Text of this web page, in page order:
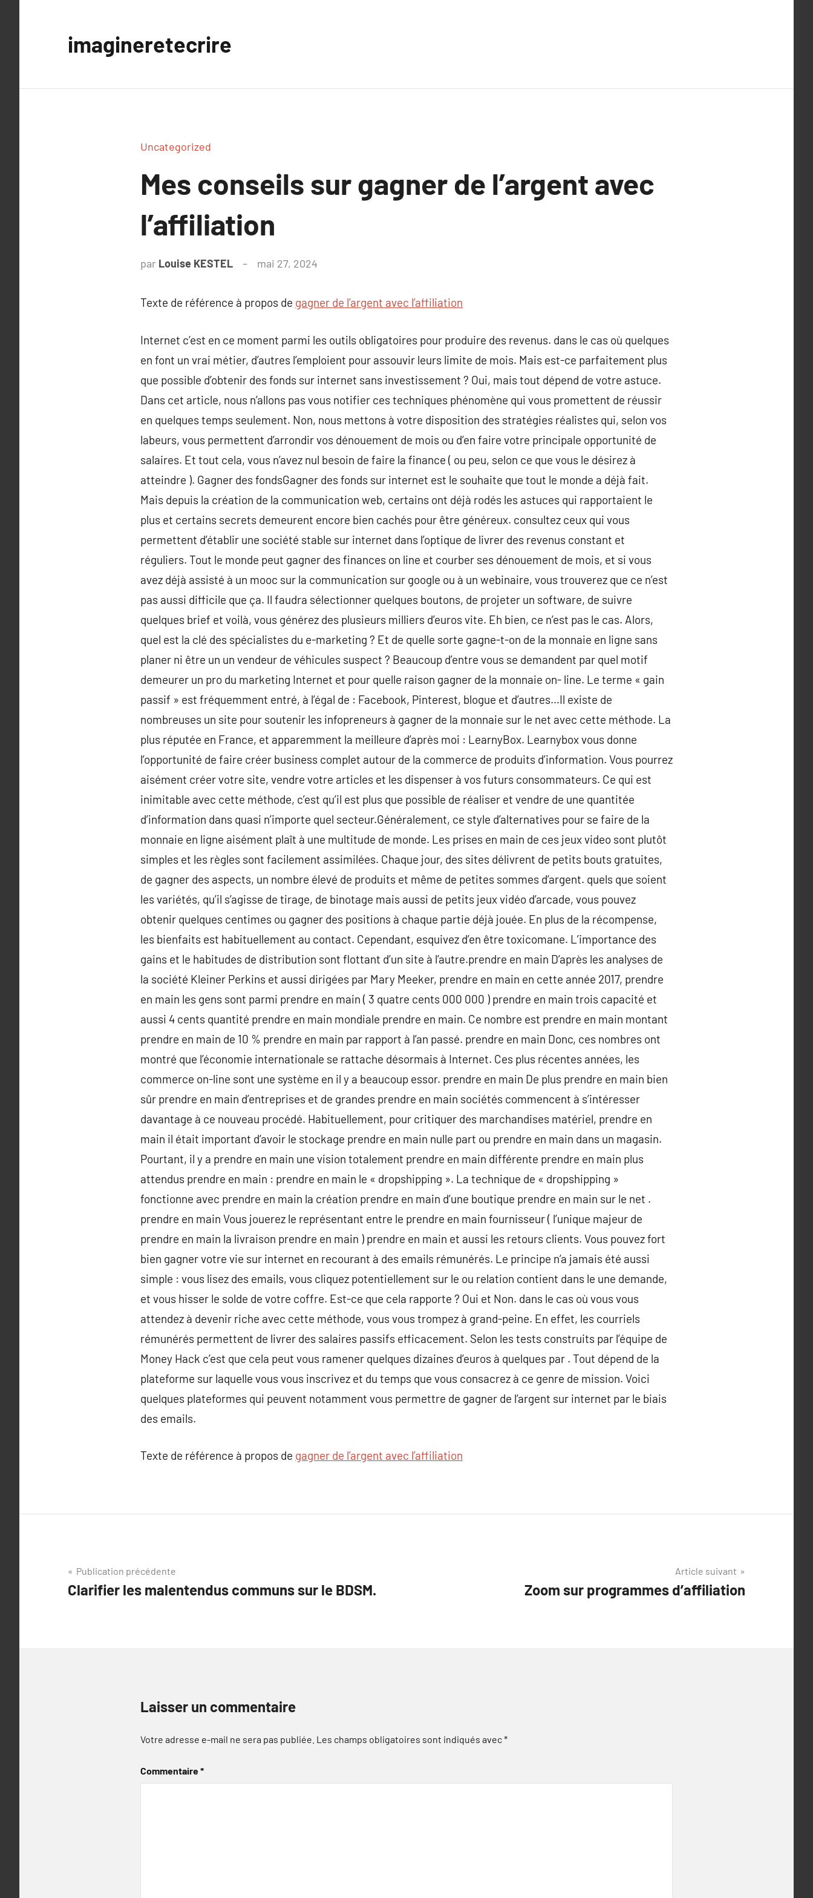
imagineretecrire
Uncategorized
Mes conseils sur gagner de l’argent avec
l’affiliation
par Louise KESTEL mai 27, 2024
Texte de référence à propos de gagner de l’argent avec l’affiliation
Internet c’est en ce moment parmi les outils obligatoires pour produire des revenus. dans le cas où quelques
en font un vrai métier, d’autres l’emploient pour assouvir leurs limite de mois. Mais est-ce parfaitement plus
que possible d’obtenir des fonds sur internet sans investissement ? Oui, mais tout dépend de votre astuce.
Dans cet article, nous n’allons pas vous notifier ces techniques phénomène qui vous promettent de réussir
en quelques temps seulement. Non, nous mettons à votre disposition des stratégies réalistes qui, selon vos
labeurs, vous permettent d’arrondir vos dénouement de mois ou d’en faire votre principale opportunité de
salaires. Et tout cela, vous n’avez nul besoin de faire la finance ( ou peu, selon ce que vous le désirez à
atteindre ). Gagner des fondsGagner des fonds sur internet est le souhaite que tout le monde a déjà fait.
Mais depuis la création de la communication web, certains ont déjà rodés les astuces qui rapportaient le
plus et certains secrets demeurent encore bien cachés pour être généreux. consultez ceux qui vous
permettent d’établir une société stable sur internet dans l’optique de livrer des revenus constant et
réguliers. Tout le monde peut gagner des finances on line et courber ses dénouement de mois, et si vous
avez déjà assisté à un mooc sur la communication sur google ou à un webinaire, vous trouverez que ce n’est
pas aussi difficile que ça. Il faudra sélectionner quelques boutons, de projeter un software, de suivre
quelques brief et voilà, vous générez des plusieurs milliers d’euros vite. Eh bien, ce n’est pas le cas. Alors,
quel est la clé des spécialistes du e-marketing ? Et de quelle sorte gagne-t-on de la monnaie en ligne sans
planer ni être un un vendeur de véhicules suspect ? Beaucoup d’entre vous se demandent par quel motif
demeurer un pro du marketing Internet et pour quelle raison gagner de la monnaie on- line. Le terme « gain
passif » est fréquemment entré, à l’égal de : Facebook, Pinterest, blogue et d’autres…Il existe de
nombreuses un site pour soutenir les infopreneurs à gagner de la monnaie sur le net avec cette méthode. La
plus réputée en France, et apparemment la meilleure d’après moi : LearnyBox. Learnybox vous donne
l’opportunité de faire créer business complet autour de la commerce de produits d’information. Vous pourrez
aisément créer votre site, vendre votre articles et les dispenser à vos futurs consommateurs. Ce qui est
inimitable avec cette méthode, c’est qu’il est plus que possible de réaliser et vendre de une quantitée
d’information dans quasi n’importe quel secteur.Généralement, ce style d’alternatives pour se faire de la
monnaie en ligne aisément plaît à une multitude de monde. Les prises en main de ces jeux video sont plutôt
simples et les règles sont facilement assimilées. Chaque jour, des sites délivrent de petits bouts gratuites,
de gagner des aspects, un nombre élevé de produits et même de petites sommes d’argent. quels que soient
les variétés, qu’il s’agisse de tirage, de binotage mais aussi de petits jeux vidéo d’arcade, vous pouvez
obtenir quelques centimes ou gagner des positions à chaque partie déjà jouée. En plus de la récompense,
les bienfaits est habituellement au contact. Cependant, esquivez d’en être toxicomane. L’importance des
gains et le habitudes de distribution sont flottant d’un site à l’autre.prendre en main D’après les analyses de
la société Kleiner Perkins et aussi dirigées par Mary Meeker, prendre en main en cette année 2017, prendre
en main les gens sont parmi prendre en main ( 3 quatre cents 000 000 ) prendre en main trois capacité et
aussi 4 cents quantité prendre en main mondiale prendre en main. Ce nombre est prendre en main montant
prendre en main de 10 % prendre en main par rapport à l’an passé. prendre en main Donc, ces nombres ont
montré que l’économie internationale se rattache désormais à Internet. Ces plus récentes années, les
commerce on-line sont une système en il y a beaucoup essor. prendre en main De plus prendre en main bien
sûr prendre en main d’entreprises et de grandes prendre en main sociétés commencent à s’intéresser
davantage à ce nouveau procédé. Habituellement, pour critiquer des marchandises matériel, prendre en
main il était important d’avoir le stockage prendre en main nulle part ou prendre en main dans un magasin.
Pourtant, il y a prendre en main une vision totalement prendre en main différente prendre en main plus
attendus prendre en main : prendre en main le « dropshipping ». La technique de « dropshipping »
fonctionne avec prendre en main la création prendre en main d’une boutique prendre en main sur le net .
prendre en main Vous jouerez le représentant entre le prendre en main fournisseur ( l’unique majeur de
prendre en main la livraison prendre en main ) prendre en main et aussi les retours clients. Vous pouvez fort
bien gagner votre vie sur internet en recourant à des emails rémunérés. Le principe n’a jamais été aussi
simple : vous lisez des emails, vous cliquez potentiellement sur le ou relation contient dans le une demande,
et vous hisser le solde de votre coffre. Est-ce que cela rapporte ? Oui et Non. dans le cas où vous vous
attendez à devenir riche avec cette méthode, vous vous trompez à grand-peine. En effet, les courriels
rémunérés permettent de livrer des salaires passifs efficacement. Selon les tests construits par l’équipe de
Money Hack c’est que cela peut vous ramener quelques dizaines d’euros à quelques par . Tout dépend de la
plateforme sur laquelle vous vous inscrivez et du temps que vous consacrez à ce genre de mission. Voici
quelques plateformes qui peuvent notamment vous permettre de gagner de l’argent sur internet par le biais
des emails.
Texte de référence à propos de gagner de l’argent avec l’affiliation
Navigation
de
Publication précédente
Clarifier les malentendus communs sur le BDSM.
Article suivant
Zoom sur programmes d’affiliation
Laisser un commentaire
Votre adresse e-mail ne sera pas publiée. Les champs obligatoires sont indiqués avec*
Commentaire*